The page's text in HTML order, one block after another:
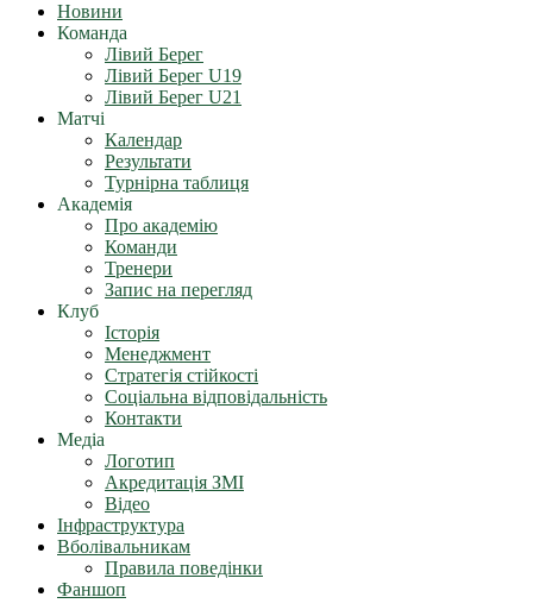
Новини
Команда
Лівий Берег
Лівий Берег U19
Лівий Берег U21
Матчі
Календар
Результати
Турнірна таблиця
Академія
Про академію
Команди
Тренери
Запис на перегляд
Клуб
Історія
Менеджмент
Стратегія стійкості
Соціальна відповідальність
Контакти
Медіа
Логотип
Акредитація ЗМІ
Відео
Інфраструктура
Вболівальникам
Правила поведінки
Фаншоп